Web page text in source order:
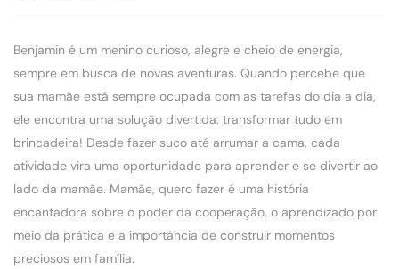
Benjamin é um menino curioso, alegre e cheio de energia,
sempre em busca de novas aventuras. Quando percebe que
sua mamãe está sempre ocupada com as tarefas do dia a dia,
ele encontra uma solução divertida: transformar tudo em
brincadeira! Desde fazer suco até arrumar a cama, cada
atividade vira uma oportunidade para aprender e se divertir ao
lado da mamãe. Mamãe, quero fazer é uma história
encantadora sobre o poder da cooperação, o aprendizado por
meio da prática e a importância de construir momentos
preciosos em família.